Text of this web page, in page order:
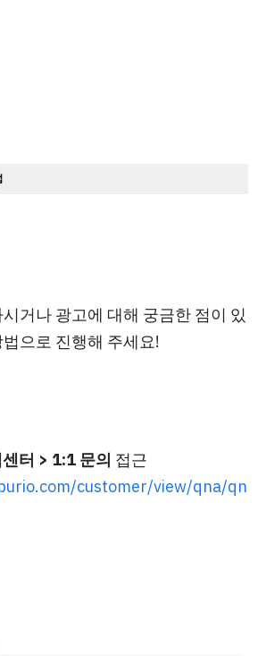
거나 광고에 대해 궁금한 점이 있
으로 진행해 주세요!
터 > 1:1 문의 접근
customer/view/qna/qn